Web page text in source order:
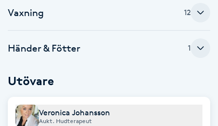
Klippning
Kosmetisk tatuering
Vaxning 12
Händer & Fötter 1
Utövare
Veronica Johansson
Aukt. Hudterapeut